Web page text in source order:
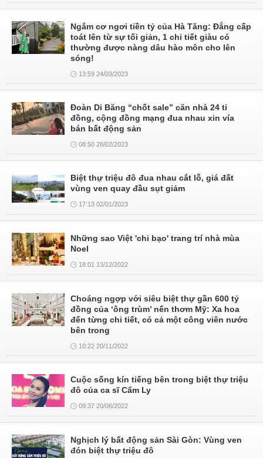
Ngắm cơ ngơi tiền tỷ của Hà Tăng: Đẳng cấp
toát lên từ sự tối giản, 1 chi tiết giàu có
thường được nàng dâu hào môn cho lên
sóng!
13:59 24/03/2023
Đoàn Di Băng “chốt sale” căn nhà 24 tỉ
đồng, cộng đồng mạng đua nhau xin vía
bán bất động sản
08:50 28/02/2023
Biệt thự triệu đô đua nhau cắt lỗ, giá đất
vùng ven quay đầu sụt giảm
17:13 02/01/2023
Những sao Việt 'chi bạo' trang trí nhà mùa
Noel
18:01 13/12/2022
Choáng ngợp với siêu biệt thự gần 600 tỷ
đồng của ‘ông trùm’ nến thơm Mỹ: Xa hoa
đến từng chi tiết, có cả một công viên nước
bên trong
10:22 20/11/2022
Cuộc sống kín tiếng bên trong biệt thự triệu
đô của ca sĩ Cẩm Ly
09:37 20/06/2022
Nghịch lý bất động sản Sài Gòn: Vùng ven
đón biệt thự triệu đô